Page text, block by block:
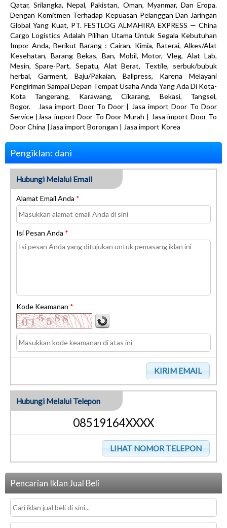
Qatar, Srilangka, Nepal, Pakistan, Oman, Myanmar, Dan Eropa.
Dengan Komitmen Terhadap Kepuasan Pelanggan Dan Jaringan
Global Yang Kuat, PT. FESTLOG ALMAHIRA EXPRESS — China
Cargo Logistics Adalah Pilihan Utama Untuk Segala Kebutuhan
Impor Anda, Berikut Barang : Cairan, Kimia, Baterai, Alkes/Alat
Kesehatan, Barang Bekas, Ban, Mobil, Motor, Vleg, Alat Lab,
Mesin, Spare-Part, Sepatu, Alat Berat, Textile, serbuk/bubuk
herbal, Garment, Baju/Pakaian, Ballpress, Karena Melayani
Pengiriman Sampai Depan Tempat Usaha Anda Yang Ada Di Kota-
Kota Tangerang, Karawang, Cikarang, Bekasi, Tangsel,
Bogor. Jasa import Door To Door | Jasa import Door To Door
Service |Jasa import Door To Door Murah | Jasa import Door To
Door China |Jasa import Borongan | Jasa import Korea
Pengiklan: dani
Hubungi Melalui Email
Alamat Email Anda *
Isi Pesan Anda *
Kode Keamanan *
Hubungi Melalui Telepon
08519164XXXX
Pencarian Iklan Jual Beli